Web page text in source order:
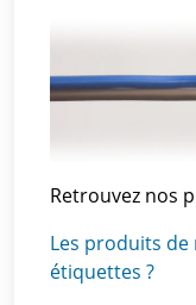
Retrouvez nos
Les produits
étiquettes ?